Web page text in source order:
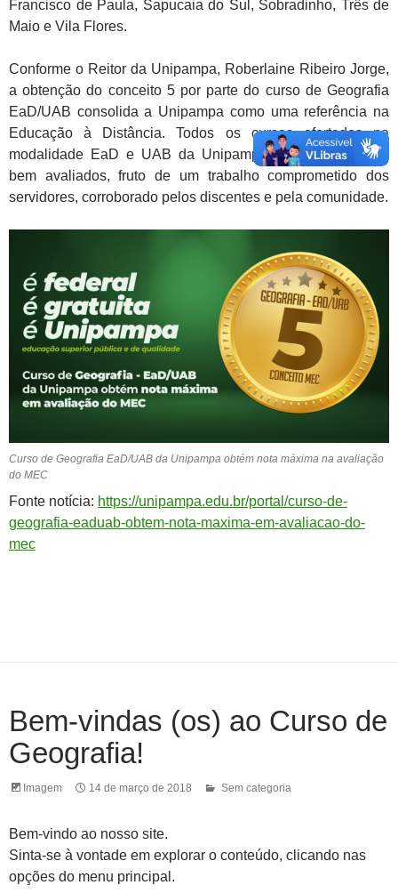
Francisco de Paula, Sapucaia do Sul, Sobradinho, Três de
Maio e Vila Flores.
Conforme o Reitor da Unipampa, Roberlaine Ribeiro Jorge,
a obtenção do conceito 5 por parte do curso de Geografia
EaD/UAB consolida a Unipampa como uma referência na
Educação à Distância. Todos os cursos ofertados na
modalidade EaD e UAB da Unipampa vêm sendo muito
bem avaliados, fruto de um trabalho comprometido dos
servidores, corroborado pelos discentes e pela comunidade.
Curso de Geografia EaD/UAB da Unipampa obtém nota máxima na avaliação
do MEC
Fonte notícia: https://unipampa.edu.br/portal/curso-de-
geografia-eaduab-obtem-nota-maxima-em-avaliacao-do-
mec
Bem-vindas (os) ao Curso de
Geografia!
Imagem 14 de março de 2018 Sem categoria
Bem-vindo ao nosso site.
Sinta-se à vontade em explorar o conteúdo, clicando nas
opções do menu principal.